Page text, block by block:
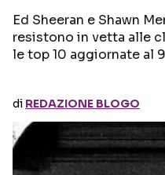
Ed Sheeran e Shawn
resistono in vetta alle
le top 10 aggiornate al
di REDAZIONE BLOGO